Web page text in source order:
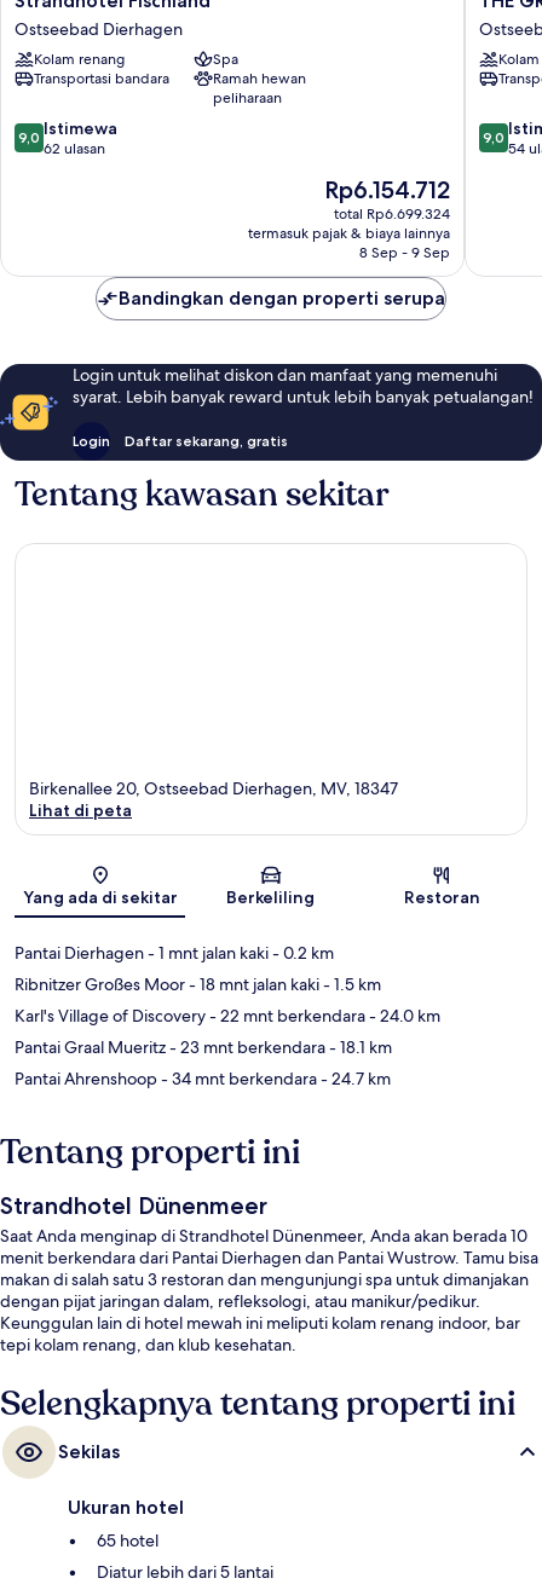
Fischland
Ostseebad
Dierhagen
Ostseebad Dierhagen
Kolam renang
Spa
Transportasi bandara
Ramah hewan
peliharaan
9.0
dari
9,0 Istimewa
62 ulasan
Harga
sekarang
Rp6.154.712
Rp6.154.712
total Rp6.699.324
termasuk pajak & biaya lainnya
8 Sep - 9 Sep
GRAND
9.0
dari
9,0
54
Bandingkan dengan properti serupa
Login untuk melihat diskon dan manfaat yang memenuhi
syarat. Lebih banyak reward untuk lebih banyak petualangan!
Login Daftar sekarang, gratis
Tentang kawasan sekitar
Peta
Birkenallee 20, Ostseebad Dierhagen, MV, 18347
Lihat di peta
Yang ada di sekitar Berkeliling Restoran
Pantai Dierhagen- 1 mnt jalan kaki- 0.2 km
Ribnitzer Großes Moor- 18 mnt jalan kaki- 1.5 km
Karl's Village of Discovery- 22 mnt berkendara- 24.0 km
Pantai Graal Mueritz- 23 mnt berkendara- 18.1 km
Pantai Ahrenshoop- 34 mnt berkendara- 24.7 km
Tentang properti ini
Strandhotel Dünenmeer
Saat Anda menginap di Strandhotel Dünenmeer, Anda akan berada 10
menit berkendara dari Pantai Dierhagen dan Pantai Wustrow. Tamu bisa
makan di salah satu 3 restoran dan mengunjungi spa untuk dimanjakan
dengan pijat jaringan dalam, refleksologi, atau manikur/pedikur.
Keunggulan lain di hotel mewah ini meliputi kolam renang indoor, bar
tepi kolam renang, dan klub kesehatan.
Selengkapnya tentang properti ini
Sekilas
Ukuran hotel
65 hotel
Diatur lebih dari 5 lantai